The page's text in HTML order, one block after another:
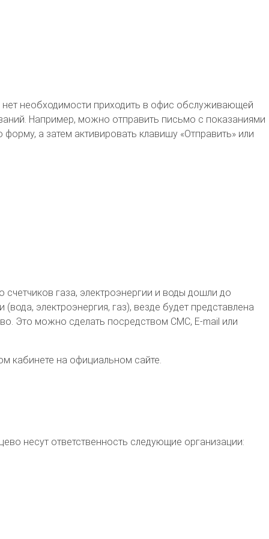
нет необходимости приходить в офис обслуживающей
Например, можно отправить письмо с показаниями
а затем активировать клавишу «Отправить» или
газа, электроэнергии и воды дошли до
электроэнергия, газ), везде будет представлена
Это можно сделать посредством СМС, E-mail или
кабинете на официальном сайте.
несут ответственность следующие организации: